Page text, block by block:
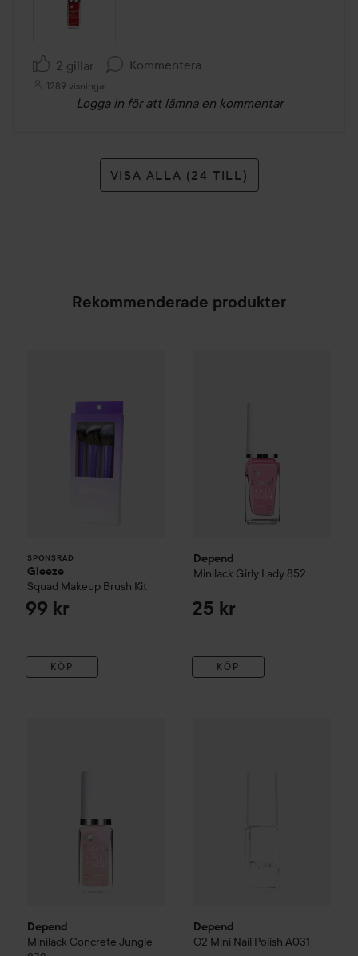
2 gillar Kommentera
1289 visningar
Logga in för att lämna en kommentar
VISA ALLA (24 TILL)
Rekommenderade produkter
SPONSRAD
Gleeze
Squad Makeup Brush Kit
99 kr
KÖP
Depend
Minilack Girly Lady 852
25 kr
KÖP
Depend
Minilack Concrete Jungle
Depend
O2 Mini Nail Polish A031